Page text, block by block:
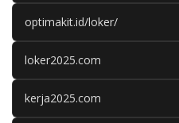
optimakit.id/loker/
loker2025.com
kerja2025.com